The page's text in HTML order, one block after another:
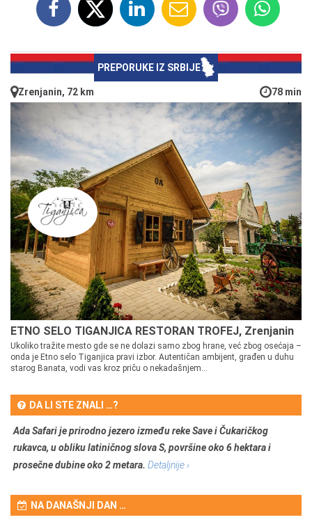
PREPORUKE IZ SRBIJE
Zrenjanin, 72 km 78 min
ETNO SELO TIGANJICA RESTORAN TROFEJ, Zrenjanin
Ukoliko tražite mesto gde se ne dolazi samo zbog hrane, već zbog osećaja –
onda je Etno selo Tiganjica pravi izbor. Autentičan ambijent, građen u duhu
starog Banata, vodi vas kroz priču o nekadašnjem...
DA LI STE ZNALI …?
Ada Safari je prirodno jezero između reke Save i Čukaričkog
rukavca, u obliku latiničnog slova S, površine oko 6 hektara i
prosečne dubine oko 2 metara. Detaljnije ›
NA DANAŠNJI DAN …